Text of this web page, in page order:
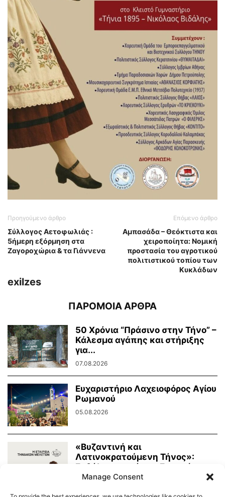
Προηγούμενο άρθρο
Σύλλογος Αετοφωλιάς :
5ήμερη εξόρμηση στα
Ζαγοροχώρια & τα Γιάννενα
Επόμενο άρθρο
Αμπασάδα – Θεόκτιστα και
χειροποίητα: Νομική
προστασία του αγροτικού
πολιτιστικού τοπίου των
Κυκλάδων
exilzes
ΠΑΡΟΜΟΙΑ ΑΡΘΡΑ
50 Χρόνια “Πράσινο στην Τήνο” –
Κάλεσμα αγάπης και στήριξης
για...
07.08.2026
Ευχαριστήριο Λαχειοφόρος Αγίου
Ρωμανού
05.08.2026
«Βυζαντινή και
Λατινοκρατούμενη Τήνος»:
Εκδήλωση από την Εταιρεία
Τηνιακών Μελετών
Manage Consent